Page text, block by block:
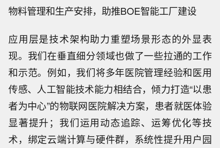
物料管理和生产安排，助推BOE智能工厂建设
应用层是技术架构助力重塑场景形态的外显表
现。我们在垂直细分领域也做了一些拉通的工作
和示范。例如，我们将多年医院管理经验和医用
传感、人工智能技术能力相结合，倾力打造“以患
者为中心”的物联网医院解决方案，患者就医体验
显著提升；我们运用动态追踪、运筹优化等技
术，绑定云端计算与硬件群，系统性提升用户园